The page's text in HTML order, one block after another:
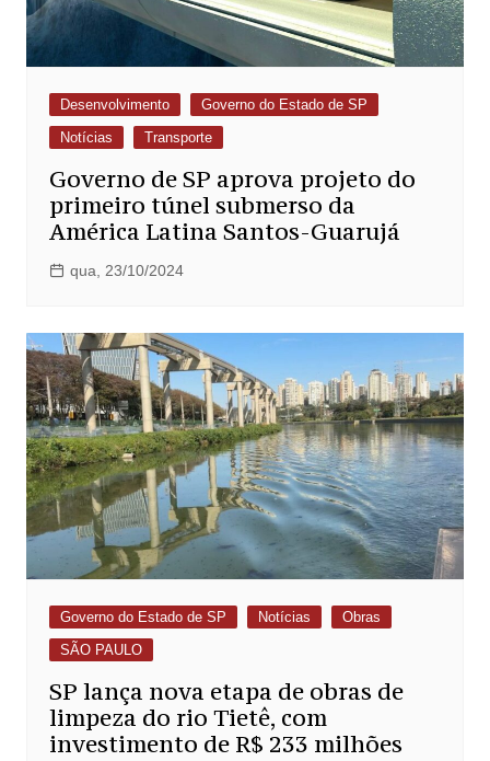
Desenvolvimento
Governo do Estado de SP
Notícias
Transporte
Governo de SP aprova projeto do
primeiro túnel submerso da
América Latina Santos-Guarujá
qua, 23/10/2024
Governo do Estado de SP Notícias
Obras
SÃO PAULO
SP lança nova etapa de obras de
limpeza do rio Tietê, com
investimento de R$ 233 milhões